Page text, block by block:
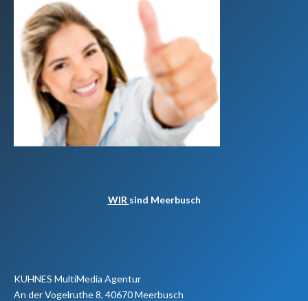
WIR sind Meerbusch
KUHNES MultiMedia Agentur
An der Vogelruthe 8, 40670 Meerbusch